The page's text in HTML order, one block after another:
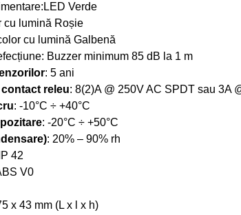
Verde
cu lumină Roșie
cu lumină Galbenă
Buzzer minimum 85 dB la 1 m
: 5 ani
releu: 8(2)A @ 250V AC SPDT sau 3A
: -10°C ÷ +40°C
: -20°C ÷ +50°C
: 20% – 90% rh
42
V0
x 43 mm (L x l x h)